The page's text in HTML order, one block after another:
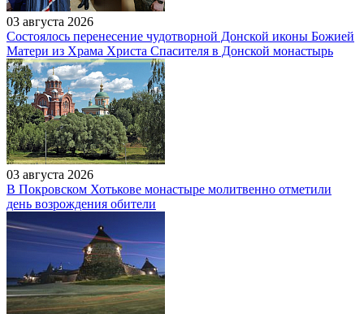
03 августа 2026
Состоялось перенесение чудотворной Донской иконы Божией
Матери из Храма Христа Спасителя в Донской монастырь
03 августа 2026
В Покровском Хотькове монастыре молитвенно отметили
день возрождения обители